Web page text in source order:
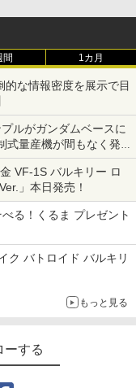
間 1カ月
的な情報密度を展示で目
ルがガンダムベースに
量産機が間もなく発送
VF-1S バルキリー ロ
」本日発売！
る！くるま プレゼント
体験とコラボの楽しさを
ク バトロイド バルキリ
もっと見る
ーする